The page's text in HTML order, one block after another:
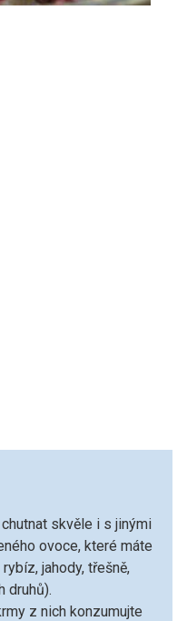
skvěle i s jinými
ovoce, které máte
jahody, třešně,
druhů).
z nich konzumujte